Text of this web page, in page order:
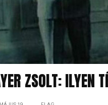
ZSOLT: ILYEN